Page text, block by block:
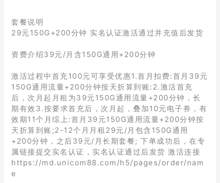
套餐说明
29元150G+200分钟 实名认证激活通过并充值后发货
资费介绍39元/月含150G通用+200分钟
激活过程中首充100元可享受优惠1.首月扣费:首月39元
150G通用流量+200分钟按天折算到账:2.激活首充
后，次月起月租为39元150G通用流量+200分钟，长
期有效3.按要求首充后，次月起，叠加10元电子券，有
效期11个月综上:首月39元150G通用流量+200分钟按
天折算到账;2-12个月月租29元/月包含150G通用
+200分钟，之后39元/月长期套餐; 下单成功后，在专
属链接提交实名认证，实名认证通过后发货 激活连接
https://md.unicom88.com/h5/pages/order/nam
e